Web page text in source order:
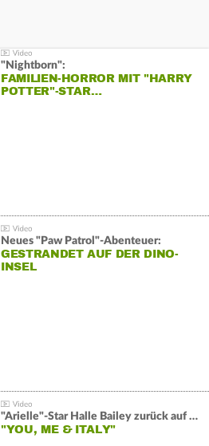
"Nightborn":
FAMILIEN-HORROR MIT "HARRY
POTTER"-STAR…
Neues "Paw Patrol"-Abenteuer:
GESTRANDET AUF DER DINO-
INSEL
"Arielle"-Star Halle Bailey zurück auf der Leinwand:
"YOU, ME & ITALY"